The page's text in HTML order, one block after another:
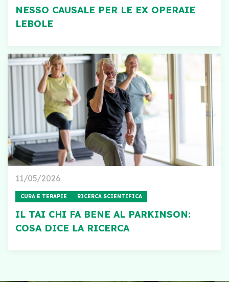
NESSO CAUSALE PER LE EX OPERAIE
LEBOLE
11/05/2026
CURA E TERAPIE RICERCA SCIENTIFICA
IL TAI CHI FA BENE AL PARKINSON:
COSA DICE LA RICERCA